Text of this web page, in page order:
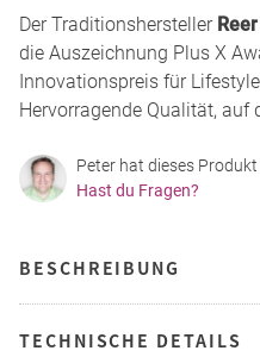
Der Traditionshersteller Reer
die Auszeichnung Plus X
Innovationspreis für
Hervorragende Qualität, auf
Peter hat dieses
Hast du Fragen?
BESCHREIBUNG
TECHNISCHE DETAILS